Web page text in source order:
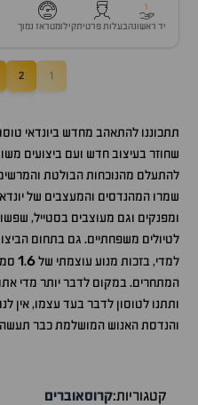
1
יד ראשונהבעלות פרטיתקילומטראז נמוך
1
2
תתכוננו להתאהב מחדש ביונדאי
שחוזר בעיצוב חדש ועם ביצועים
להתעלם מהנוכחות הבולטת
שמרו המהנדסים והמעצבים של
ומפנקים וגם מעוצבים בסטייל,
לטיולים משפחתיים. גם בתחום
למדי, בזכות מנוע עוצמתי של
1.6
המתחרים. במקום לדבר יותר מדי
ותתנו לטוסון לדבר בעד עצמו, אין
והנדסת האנוש המושלמת כבר
קטגוריות:קרוסאוברים